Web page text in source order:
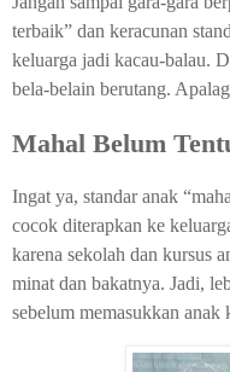
terbaik” dan keracunan
keluarga jadi kacau-balau.
bela-belain berutang.
Mahal Belum
Ingat ya, standar anak
cocok diterapkan ke
karena sekolah dan kursus
minat dan bakatnya. Jadi,
sebelum memasukkan anak